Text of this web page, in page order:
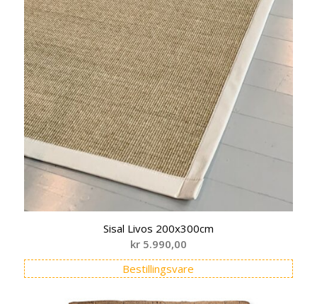
Sisal Livos 200x300cm
kr5.990,00
Bestillingsvare